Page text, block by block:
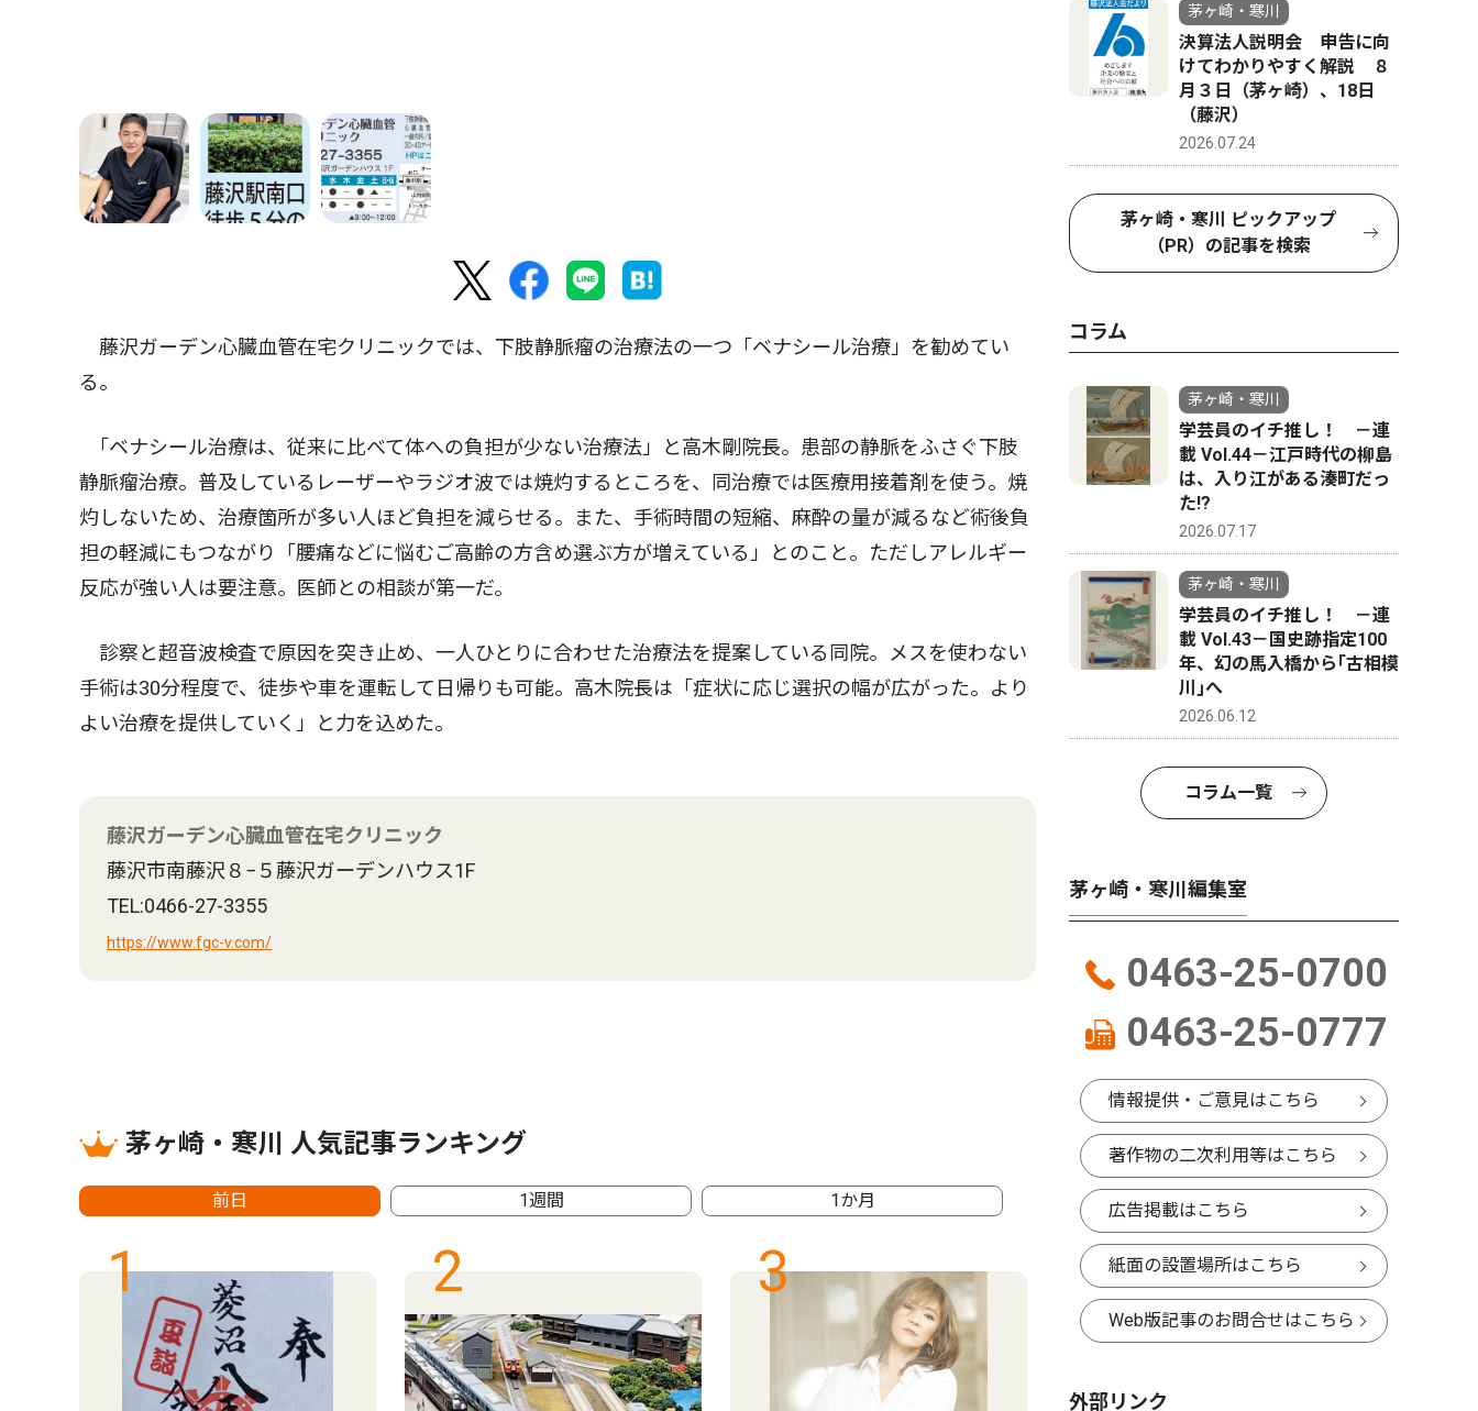
藤沢ガーデン心臓血管在宅クリニックでは、下肢静脈瘤の治療法の一つ「ベナシール治療」を勧めてい
る。
｢ベナシール治療は、従来に比べて体への負担が少ない治療法」と高木剛院長。患部の静脈をふさぐ下肢
静脈瘤治療。普及しているレーザーやラジオ波では焼灼するところを、同治療では医療用接着剤を使う。焼
灼しないため、治療箇所が多い人ほど負担を減らせる。また、手術時間の短縮、麻酔の量が減るなど術後負
担の軽減にもつながり「腰痛などに悩むご高齢の方含め選ぶ方が増えている」とのこと。ただしアレルギー
反応が強い人は要注意。医師との相談が第一だ。
診察と超音波検査で原因を突き止め、一人ひとりに合わせた治療法を提案している同院。メスを使わない
手術は30分程度で、徒歩や車を運転して日帰りも可能。高木院長は「症状に応じ選択の幅が広がった。より
よい治療を提供していく」と力を込めた。
藤沢ガーデン心臓血管在宅クリニック
藤沢市南藤沢８−５藤沢ガーデンハウス1F
TEL:0466-27-3355
https://www.fgc-v.com/
茅ヶ崎・寒川 人気記事ランキング
前日 1週間 1か月
1 2 3 4
茅ヶ崎・寒川
決算法人説明会 申告に向
けてわかりやすく解説 ８
月３日（茅ヶ崎）、18日
（藤沢）
2026.07.24
茅ヶ崎・寒川 ピックアップ
（PR）の記事を検索
コラム
茅ヶ崎・寒川
学芸員のイチ推し！ －連
載 Vol.44－江戸時代の柳島
は、入り江がある湊町だっ
た!?
2026.07.17
茅ヶ崎・寒川
学芸員のイチ推し！ －連
載 Vol.43－国史跡指定100
年、幻の馬入橋から｢古相模
川｣へ
2026.06.12
コラム一覧
茅ヶ崎・寒川編集室
0463-25-0700
0463-25-0777
情報提供・ご意見はこちら
著作物の二次利用等はこちら
広告掲載はこちら
紙面の設置場所はこちら
Web版記事のお問合せはこちら
外部リンク